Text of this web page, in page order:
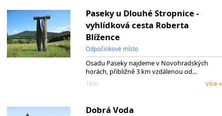
Paseky u Dlouhé Stropnice -
vyhlídková cesta Roberta
Blížence
Odpočinkové místo
Osadu Paseky najdeme v Novohradských
horách, přibližně 3 km vzdálenou od…
1km
více »
Dobrá Voda